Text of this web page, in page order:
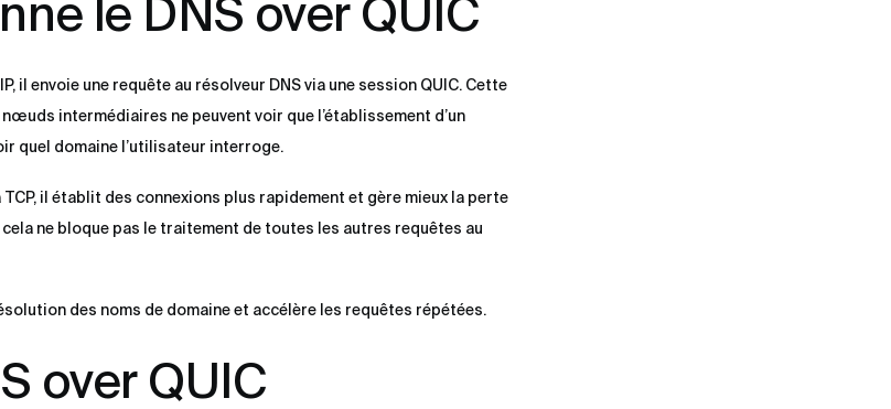
le DNS over QUIC
il envoie une requête au résolveur DNS via une session QUIC. Cette
intermédiaires ne peuvent voir que l’établissement d’un
quel domaine l’utilisateur interroge.
il établit des connexions plus rapidement et gère mieux la perte
ne bloque pas le traitement de toutes les autres requêtes au
des noms de domaine et accélère les requêtes répétées.
over QUIC